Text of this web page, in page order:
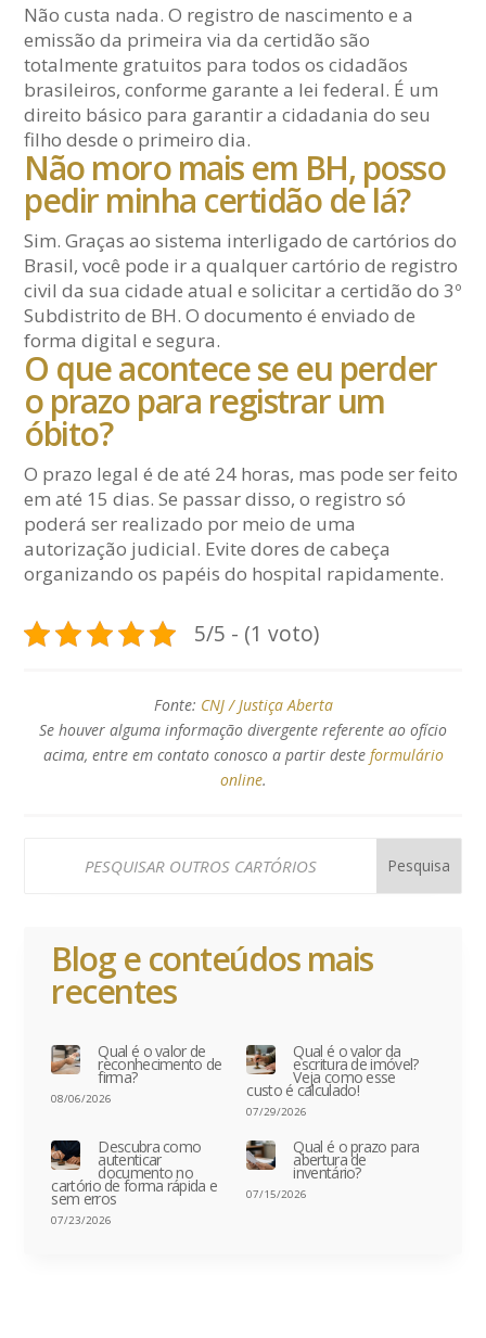
Não custa nada. O registro de nascimento e a
emissão da primeira via da certidão são
totalmente gratuitos para todos os cidadãos
brasileiros, conforme garante a lei federal. É um
direito básico para garantir a cidadania do seu
filho desde o primeiro dia.
Não moro mais em BH, posso
pedir minha certidão de lá?
Sim. Graças ao sistema interligado de cartórios do
Brasil, você pode ir a qualquer cartório de registro
civil da sua cidade atual e solicitar a certidão do 3º
Subdistrito de BH. O documento é enviado de
forma digital e segura.
O que acontece se eu perder
o prazo para registrar um
óbito?
O prazo legal é de até 24 horas, mas pode ser feito
em até 15 dias. Se passar disso, o registro só
poderá ser realizado por meio de uma
autorização judicial. Evite dores de cabeça
organizando os papéis do hospital rapidamente.
5/5 - (1 voto)
Fonte: CNJ / Justiça Aberta
Se houver alguma informação divergente referente ao ofício
acima, entre em contato conosco a partir deste formulário
online.
Blog e conteúdos mais
recentes
Qual é o valor de
reconhecimento de
firma?
08/06/2026
Qual é o valor da
escritura de imóvel?
Veja como esse
custo é calculado!
07/29/2026
Descubra como
autenticar
documento no
cartório de forma rápida e
sem erros
07/23/2026
Qual é o prazo para
abertura de
inventário?
07/15/2026